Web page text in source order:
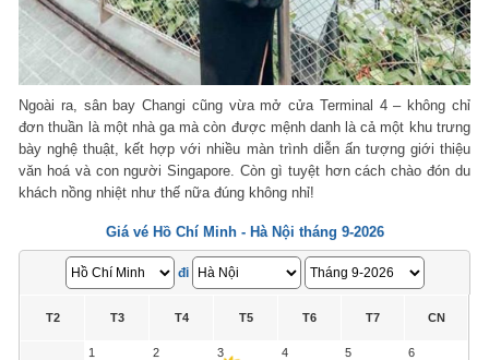
Ngoài ra, sân bay Changi cũng vừa mở cửa Terminal 4 – không chỉ
đơn thuần là một nhà ga mà còn được mệnh danh là cả một khu trưng
bày nghệ thuật, kết hợp với nhiều màn trình diễn ấn tượng giới thiệu
văn hoá và con người Singapore. Còn gì tuyệt hơn cách chào đón du
khách nồng nhiệt như thế nữa đúng không nhỉ!
Giá vé Hồ Chí Minh - Hà Nội tháng 9-2026
đi
T2 T3 T4 T5 T6 T7 CN
1 2 3 4 5 6